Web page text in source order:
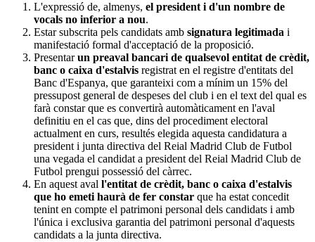
L'expressió de, almenys, el president i d'un nombre de
vocals no inferior a nou.
Estar subscrita pels candidats amb signatura legitimada i
manifestació formal d'acceptació de la proposició.
Presentarun preaval bancari de qualsevol entitat de crèdit,
banc o caixa d'estalvis registrat en el registre d'entitats del
Banc d'Espanya, que garanteixi com a mínim un 15% del
pressupost general de despeses del club i en el text del qual es
farà constar que es convertirà automàticament en l'aval
definitiu en el cas que, dins del procediment electoral
actualment en curs, resultés elegida aquesta candidatura a
president i junta directiva del Reial Madrid Club de Futbol
una vegada el candidat a president del Reial Madrid Club de
Futbol prengui possessió del càrrec.
En aquest aval l'entitat de crèdit, banc o caixa d'estalvis
que ho emeti haurà de fer constar que ha estat concedit
tenint en compte el patrimoni personal dels candidats i amb
l'única i exclusiva garantia del patrimoni personal d'aquests
candidats a la junta directiva.